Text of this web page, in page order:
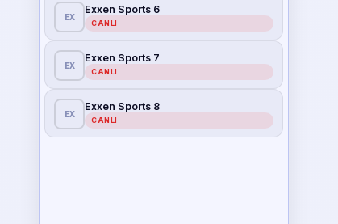
EX
Exxen Sports 6
CANLI
EX
Exxen Sports 7
CANLI
EX
Exxen Sports 8
CANLI